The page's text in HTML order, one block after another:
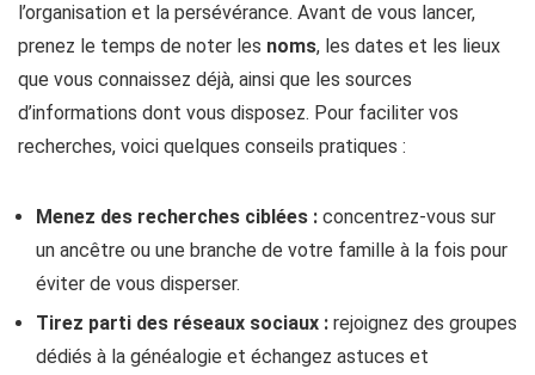
l’organisation et la persévérance. Avant de vous lancer,
prenez le temps de noter les noms, les dates et les lieux
que vous connaissez déjà, ainsi que les sources
d’informations dont vous disposez. Pour faciliter vos
recherches, voici quelques conseils pratiques :
Menez des recherches ciblées : concentrez-vous sur
un ancêtre ou une branche de votre famille à la fois pour
éviter de vous disperser.
Tirez parti des réseaux sociaux : rejoignez des groupes
dédiés à la généalogie et échangez astuces et